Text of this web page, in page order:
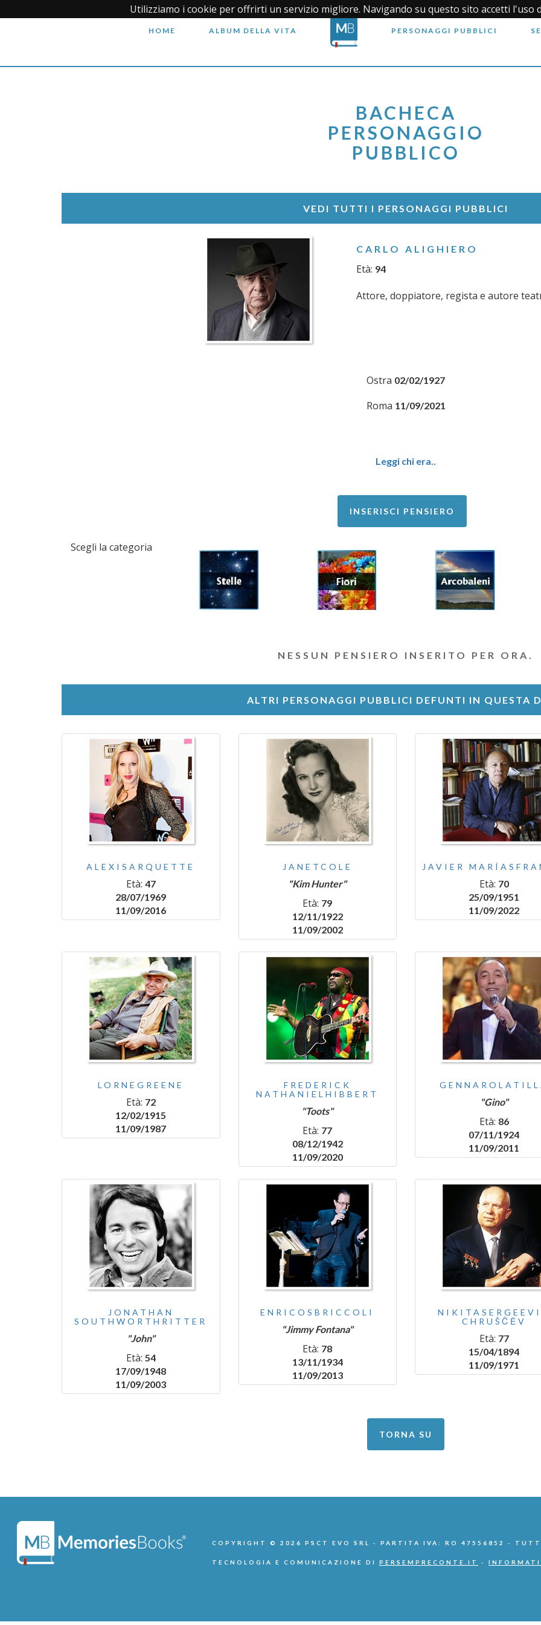
Utilizziamo i cookie per offrirti un servizio migliore. Navigando su questo sito accetti l'uso
HOME ALBUM DELLA VITA PERSONAGGI PUBBLICI
BACHECA
PERSONAGGIO
PUBBLICO
VEDI TUTTI I PERSONAGGI PUBBLICI
CARLO ALIGHIERO
Età: 94
Attore, doppiatore, regista e autore
Ostra 02/02/1927
Roma 11/09/2021
Leggi chi era..
INSERISCI PENSIERO
Scegli la categoria
NESSUN PENSIERO INSERITO PER ORA.
ALTRI PERSONAGGI PUBBLICI DEFUNTI IN QUESTA
ALEXISARQUETTE
Età: 47
28/07/1969
11/09/2016
JANETCOLE
"Kim Hunter"
Età: 79
12/11/1922
11/09/2002
JAVIER
Età: 70
25/09/1951
11/09/2022
LORNEGREENE
Età: 72
12/02/1915
11/09/1987
FREDERICK
NATHANIELHIBBERT
"Toots"
Età: 77
08/12/1942
11/09/2020
"Gino"
Età: 86
07/11/1924
11/09/2011
JONATHAN
SOUTHWORTHRITTER
"John"
Età: 54
17/09/1948
11/09/2003
ENRICOSBRICCOLI
"Jimmy Fontana"
Età: 78
13/11/1934
11/09/2013
CHRUŠČЁV
Età: 77
15/04/1894
11/09/1971
TORNA SU
COPYRIGHT © 2026 PSCT EVO SRL - PARTITA IVA: RO 47556852 -
TECNOLOGIA E COMUNICAZIONE DI PERSEMPRECONTE.IT -